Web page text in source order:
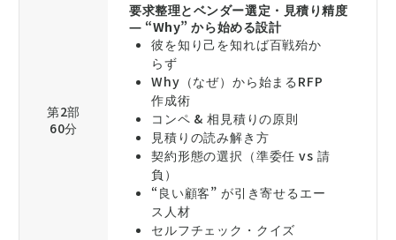
第2部
60分
要求整理とベンダー選定・見積り精度
― “Why” から始める設計
彼を知り己を知れば百戦殆か
らず
Why（なぜ）から始まるRFP
作成術
コンペ & 相見積りの原則
見積りの読み解き方
契約形態の選択（準委任 vs 請
負）
“良い顧客” が引き寄せるエー
ス人材
セルフチェック・クイズ